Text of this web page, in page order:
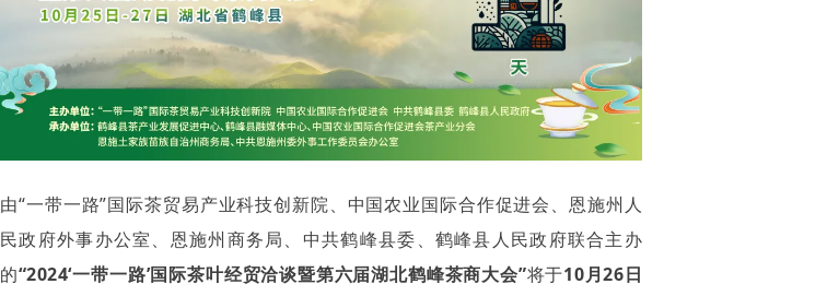
由“一带一路”国际茶贸易产业科技创新院、中国农业国际合作促进会、恩施州人
民政府外事办公室、恩施州商务局、中共鹤峰县委、鹤峰县人民政府联合主办
的“2024‘一带一路’国际茶叶经贸洽谈暨第六届湖北鹤峰茶商大会”将于10月26日